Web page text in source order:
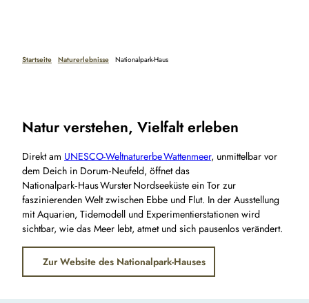
Startseite Naturerlebnisse Nationalpark-Haus
Natur verstehen, Vielfalt erleben
Direkt am UNESCO-Weltnaturerbe Wattenmeer, unmittelbar vor
dem Deich in Dorum‑Neufeld, öffnet das
Nationalpark‑Haus Wurster Nordseeküste ein Tor zur
faszinierenden Welt zwischen Ebbe und Flut. In der Ausstellung
mit Aquarien, Tidemodell und Experimentierstationen wird
sichtbar, wie das Meer lebt, atmet und sich pausenlos verändert.
Zur Website des Nationalpark-Hauses